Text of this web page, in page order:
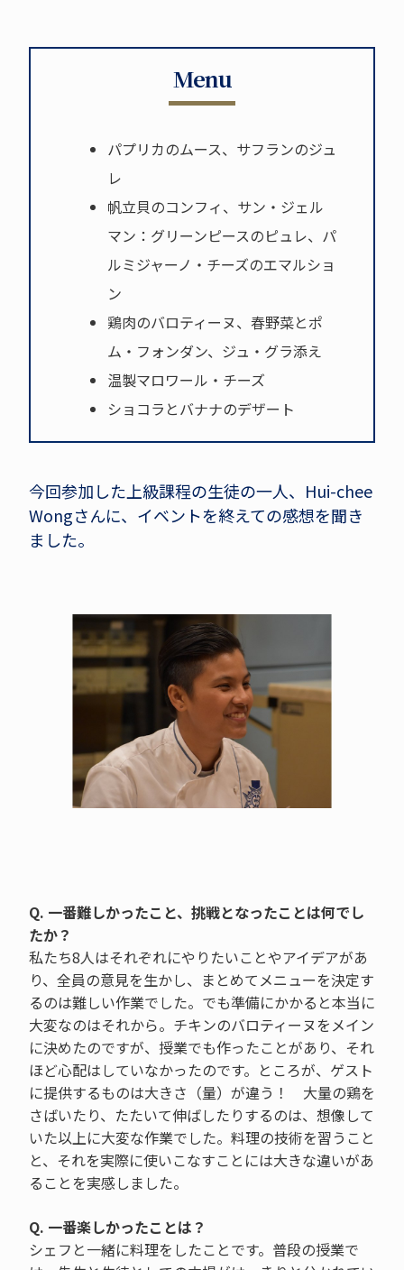
Menu
パプリカのムース、サフランのジュ
レ
帆立貝のコンフィ、サン・ジェル
マン：グリーンピースのピュレ、パ
ルミジャーノ・チーズのエマルショ
ン
鶏肉のバロティーヌ、春野菜とポ
ム・フォンダン、ジュ・グラ添え
温製マロワール・チーズ
ショコラとバナナのデザート
今回参加した上級課程の生徒の一人、Hui-chee
Wongさんに、イベントを終えての感想を聞き
ました。
Q. 一番難しかったこと、挑戦となったことは何でし
たか？
私たち8人はそれぞれにやりたいことやアイデアがあ
り、全員の意見を生かし、まとめてメニューを決定す
るのは難しい作業でした。でも準備にかかると本当に
大変なのはそれから。チキンのバロティーヌをメイン
に決めたのですが、授業でも作ったことがあり、それ
ほど心配はしていなかったのです。ところが、ゲスト
に提供するものは大きさ（量）が違う！ 大量の鶏を
さばいたり、たたいて伸ばしたりするのは、想像して
いた以上に大変な作業でした。料理の技術を習うこと
と、それを実際に使いこなすことには大きな違いがあ
ることを実感しました。
Q. 一番楽しかったことは？
シェフと一緒に料理をしたことです。普段の授業で